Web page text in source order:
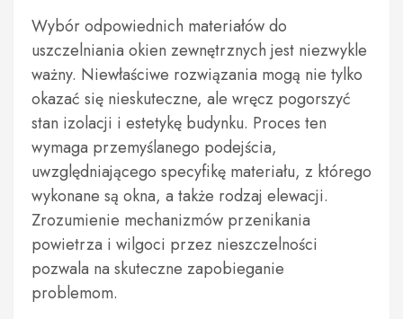
Wybór odpowiednich materiałów do
uszczelniania okien zewnętrznych jest niezwykle
ważny. Niewłaściwe rozwiązania mogą nie tylko
okazać się nieskuteczne, ale wręcz pogorszyć
stan izolacji i estetykę budynku. Proces ten
wymaga przemyślanego podejścia,
uwzględniającego specyfikę materiału, z którego
wykonane są okna, a także rodzaj elewacji.
Zrozumienie mechanizmów przenikania
powietrza i wilgoci przez nieszczelności
pozwala na skuteczne zapobieganie
problemom.